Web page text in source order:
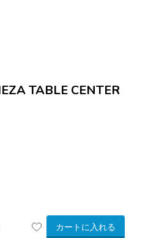
TABLE CENTER
カートに入れる